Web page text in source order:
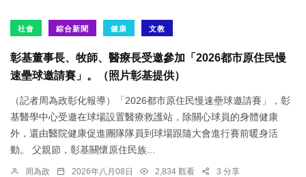
社會 綜合新聞 健康 文教
彰基董事長、牧師、醫療長受邀參加「2026都市原住民慢
速壘球邀請賽」。（照片彰基提供）
（記者周為政彰化報導）「2026都市原住民慢速壘球邀請賽」，彰
基醫學中心受邀在球場設置醫療救護站，除關心球員的身體健康
外，還由醫院健康促進團隊隊員到球場跟隨大會進行賽前暖身活
動。 父親節，彰基關懷原住民族...
周為政 2026年八月08日 2,834 觀看 3 分享